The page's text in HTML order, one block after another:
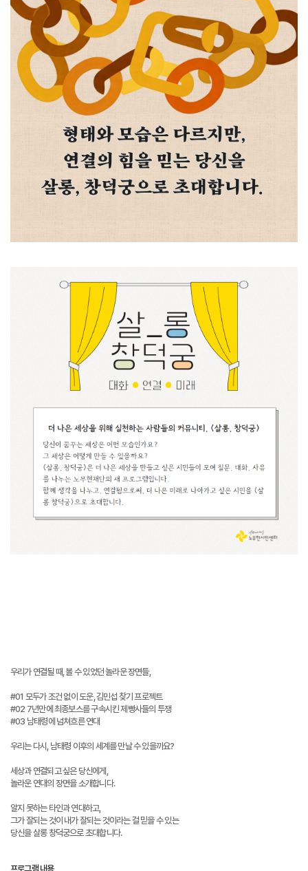
우리가 연결될 때, 볼 수 있었던 놀라운 장면들,
#01 모두가 조건 없이 도운, 김민섭 찾기 프로젝트
#02 7년만에 최종보스를 구속시킨 제빵사들의 투쟁
#03 남태령에 넘쳐흐른 연대
우리는 다시, 남태령 이후의 세계를 만날 수 있을까요?
세상과 연결되고 싶은 당신에게,
놀라운 연대의 장면을 소개합니다.
알지 못하는 타인과 연대하고,
그가 잘되는 것이 내가 잘되는 것이라는 걸 믿을 수 있는
당신을 살롱 창덕궁으로 초대합니다.
프로그램 내용